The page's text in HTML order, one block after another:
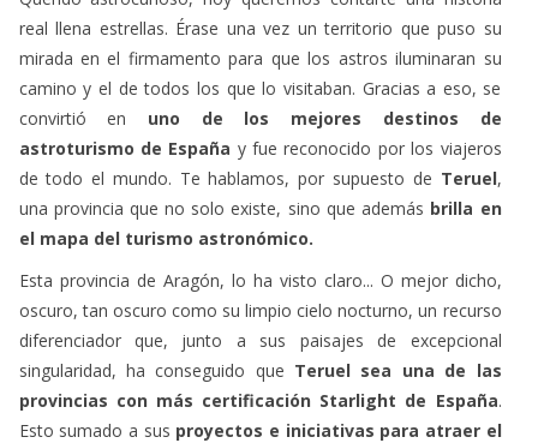
mirada en el firmamento para que los astros iluminaran su
camino y el de todos los que lo visitaban. Gracias a eso, se
uno de los mejores destinos de
astroturismo de España y fue reconocido por los viajeros
de todo el mundo. Te hablamos, por supuesto de
una provincia que no solo existe, sino que además
brilla en
el mapa del turismo astronómico.
Esta provincia de Aragón, lo ha visto claro... O mejor dicho,
diferenciador que, junto a sus paisajes de excepcional
singularidad, ha conseguido que
Teruel sea una de las
provincias con más certificación Starlight de España
Esto sumado a sus
proyectos e iniciativas para atraer el
turismo de estrellas
, han puesto a Teruel en pódium del